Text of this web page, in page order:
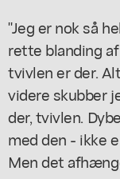
"Jeg er nok så
rette blanding
tvivlen er der.
videre skubber
der, tvivlen.
med den - ikke
Men det